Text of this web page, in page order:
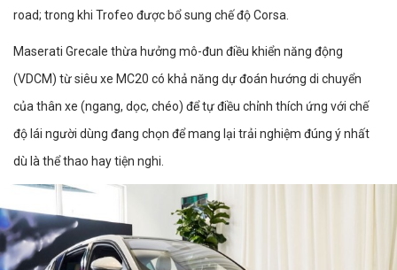
road; trong khi Trofeo được bổ sung chế độ Corsa.
Maserati Grecale thừa hưởng mô-đun điều khiển năng động
(VDCM) từ siêu xe MC20 có khả năng dự đoán hướng di chuyển
của thân xe (ngang, dọc, chéo) để tự điều chỉnh thích ứng với chế
độ lái người dùng đang chọn để mang lại trải nghiệm đúng ý nhất
dù là thể thao hay tiện nghi.